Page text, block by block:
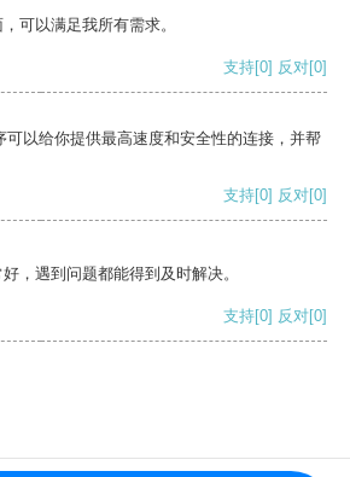
可以满足我所有需求。
支持[0] 反对[0]
以给你提供最高速度和安全性的连接，并帮
支持[0] 反对[0]
，遇到问题都能得到及时解决。
支持[0] 反对[0]